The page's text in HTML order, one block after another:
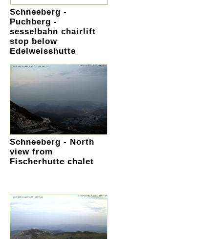
Schneeberg -
Puchberg -
sesselbahn chairlift
stop below
Edelweisshutte
Schneeberg - North
view from
Fischerhutte chalet